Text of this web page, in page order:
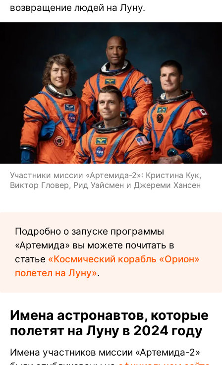
возвращение людей на Луну.
Участники миссии «Артемида-2»: Кристина Кук,
Виктор Гловер, Рид Уайсмен и Джереми Хансен
Подробно о запуске программы
«Артемида» вы можете почитать в
статье «Космический корабль «Орион»
полетел на Луну».
Имена астронавтов, которые
полетят на Луну в 2024 году
Имена участников миссии «Артемида-2»